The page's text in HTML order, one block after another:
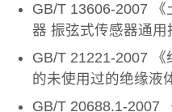
GB/T 13606-2007 《
器 振弦式传感器通
GB/T 21221-2007
的未使用过的绝缘液
GB/T 20688.1-2007